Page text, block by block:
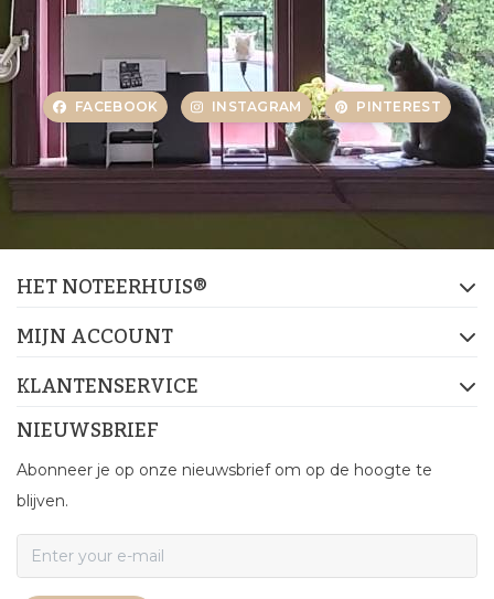
FACEBOOK INSTAGRAM PINTEREST
HET NOTEERHUIS®
MIJN ACCOUNT
KLANTENSERVICE
NIEUWSBRIEF
Abonneer je op onze nieuwsbrief om op de hoogte te
blijven.